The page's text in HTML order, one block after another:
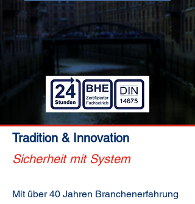
Tradition & Innovation
Sicherheit mit System
Mit über 40 Jahren Branchenerfahrung